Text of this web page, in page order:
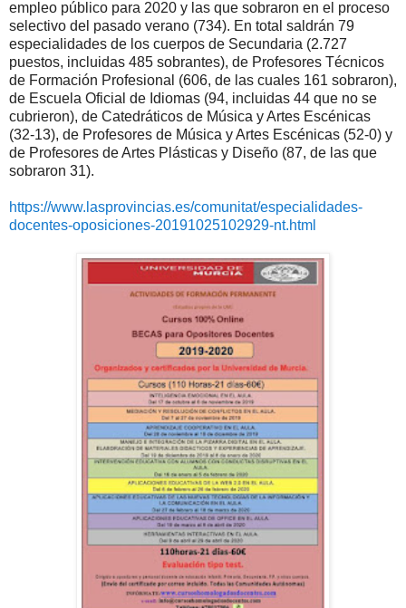
empleo público para 2020 y las que sobraron en el proceso
selectivo del pasado verano (734). En total saldrán 79
especialidades de los cuerpos de Secundaria (2.727
puestos, incluidas 485 sobrantes), de Profesores Técnicos
de Formación Profesional (606, de las cuales 161 sobraron),
de Escuela Oficial de Idiomas (94, incluidas 44 que no se
cubrieron), de Catedráticos de Música y Artes Escénicas
(32-13), de Profesores de Música y Artes Escénicas (52-0) y
de Profesores de Artes Plásticas y Diseño (87, de las que
sobraron 31).
https://www.lasprovincias.es/comunitat/especialidades-
docentes-oposiciones-20191025102929-nt.html